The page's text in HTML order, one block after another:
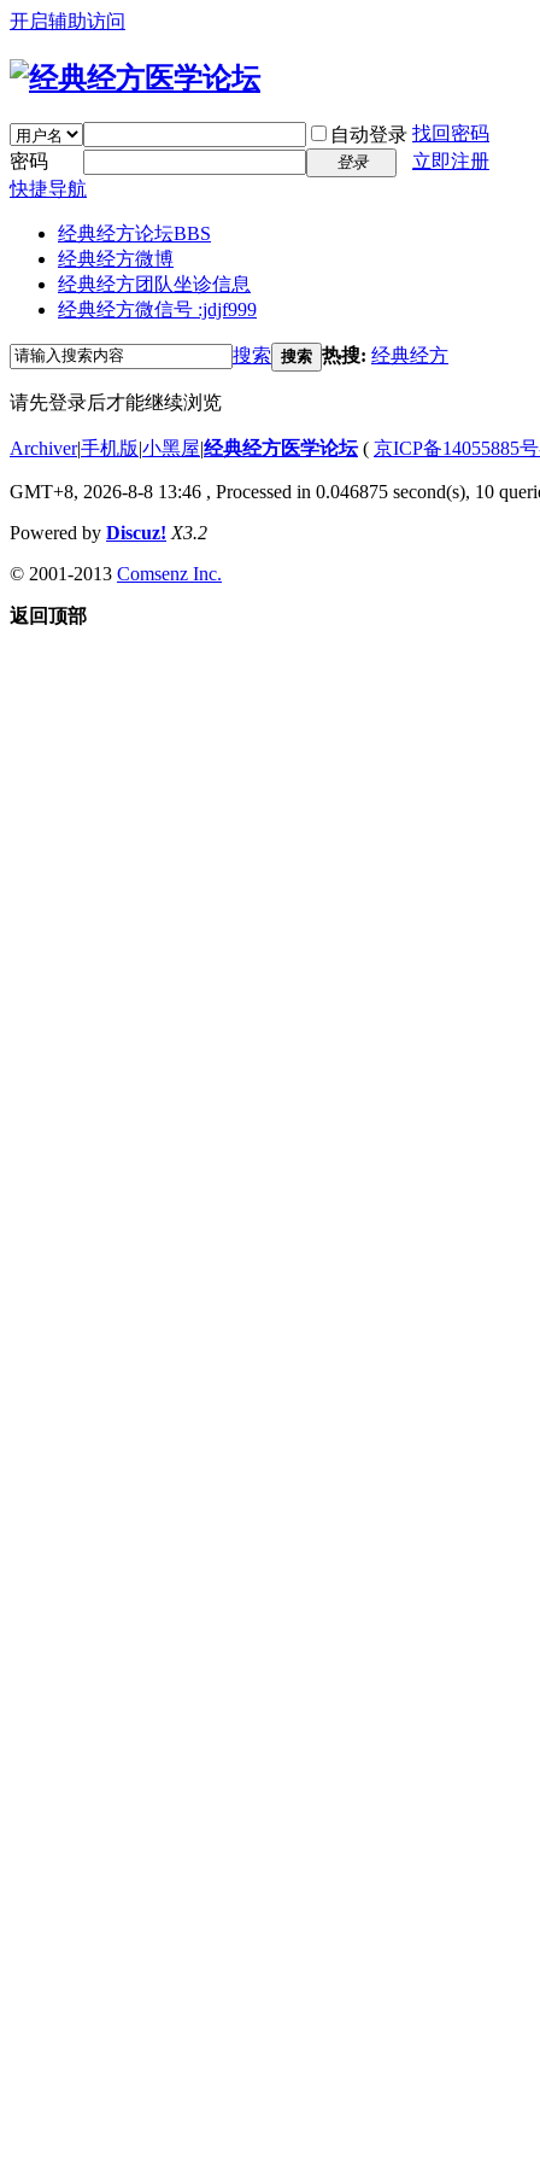
开启辅助访问
自动登录 找回密码
密码
登录
立即注册
快捷导航
经典经方论坛BBS
经典经方微博
经典经方团队坐诊信息
经典经方微信号 :jdjf999
搜索 搜索 热搜: 经典经方
请先登录后才能继续浏览
Archiver|手机版|小黑屋|经典经方医学论坛( 京ICP备14055885
GMT+8, 2026-8-8 13:46 , Processed in 0.046875 second(s), 10
Powered by Discuz! X3.2
© 2001-2013 Comsenz Inc.
返回顶部